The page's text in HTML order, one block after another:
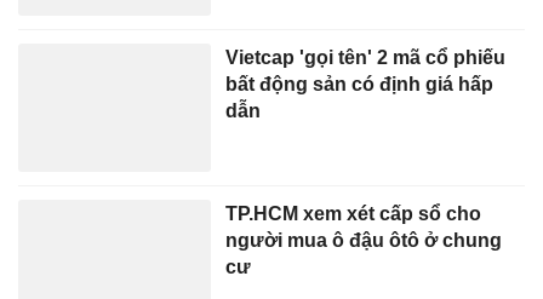
Vietcap 'gọi tên' 2 mã cổ phiếu
bất động sản có định giá hấp
dẫn
TP.HCM xem xét cấp sổ cho
người mua ô đậu ôtô ở chung
cư